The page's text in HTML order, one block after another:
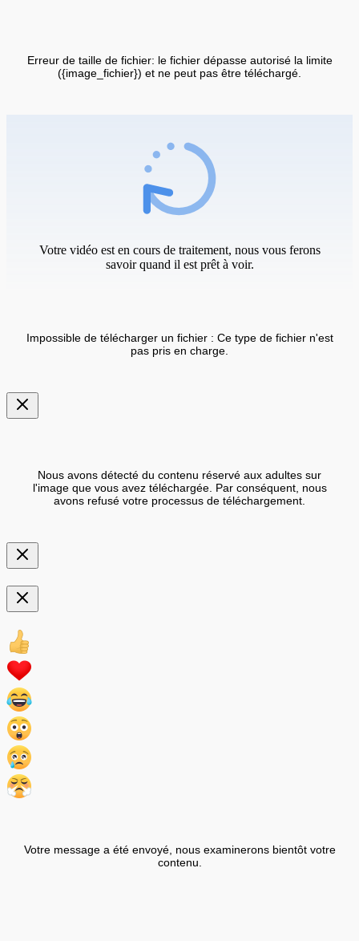
Erreur de taille de fichier: le fichier dépasse autorisé la limite
({image_fichier}) et ne peut pas être téléchargé.
Votre vidéo est en cours de traitement, nous vous ferons
savoir quand il est prêt à voir.
Impossible de télécharger un fichier : Ce type de fichier n'est
pas pris en charge.
Nous avons détecté du contenu réservé aux adultes sur
l'image que vous avez téléchargée. Par conséquent, nous
avons refusé votre processus de téléchargement.
Votre message a été envoyé, nous examinerons bientôt votre
contenu.